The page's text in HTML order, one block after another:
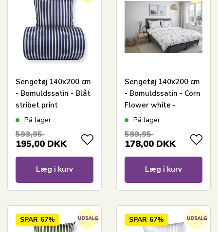
Sengetøj 140x200 cm
- Bomuldssatin - Blåt
stribet print
På lager
599,95
195,00 DKK
Læg i kurv
Sengetøj 140x200 cm
- Bomuldssatin - Corn
Flower white -
Vendbart blomster
På lager
599,95
178,00 DKK
Læg i kurv
SPAR 67% SPAR 67%